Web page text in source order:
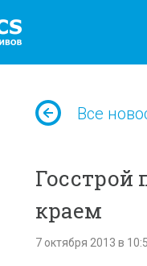
Все
Госстрой
краем
7 октября 2013 в